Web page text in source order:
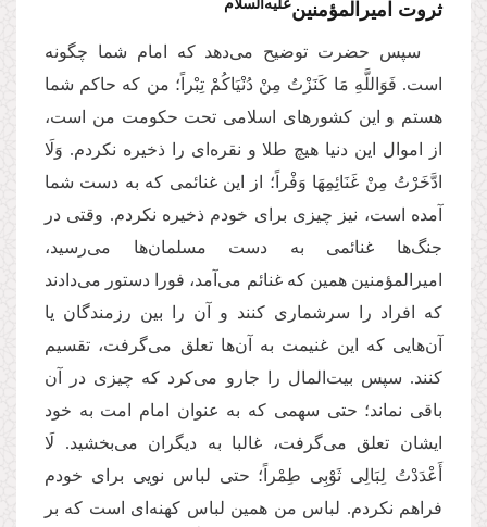
ثروت امیرالمؤمنین‌
سپس حضرت توضیح می‌دهد که امام شما چگونه
است. فَوَاللَّهِ مَا كَنَزْتُ مِنْ دُنْیَاكُمْ تِبْراً؛ من که حاکم شما
هستم و این کشورهای اسلامی تحت حکومت من است،
از اموال این دنیا هیچ طلا و نقره‌ای را ذخیره نکردم. وَلَا
ادَّخَرْتُ مِنْ غَنَائِمِهَا وَفْراً؛ از این غنائمی که به دست شما
آمده است، نیز چیزی برای خودم ذخیره نکردم. وقتی در
جنگ‌ها غنائمی به دست مسلمان‌ها می‌رسید،
امیرالمؤمنین همین که غنائم می‌آمد، فورا دستور می‌دادند
که افراد را سرشماری کنند و آن را بین رزمندگان یا
آن‌هایی که این غنیمت به آن‌ها تعلق می‌گرفت، تقسیم
کنند. سپس بیت‌المال را جارو می‌کرد که چیزی در آن
باقی نماند؛ حتی سهمی که به عنوان امام امت به خود
ایشان تعلق می‌گرفت، غالبا به دیگران می‌بخشید. لَا
أَعْدَدْتُ لِبَالِی ثَوْبِی طِمْراً؛ حتی لباس نویی برای خودم
فراهم نکردم. لباس من همین لباس کهنه‌ای است که بر